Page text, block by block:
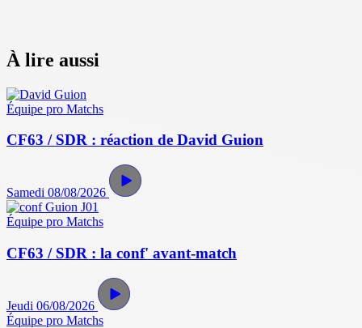
À lire aussi
Équipe pro Matchs
CF63 / SDR : réaction de David Guion
Samedi 08/08/2026
Équipe pro Matchs
CF63 / SDR : la conf' avant-match
Jeudi 06/08/2026
Équipe pro Matchs